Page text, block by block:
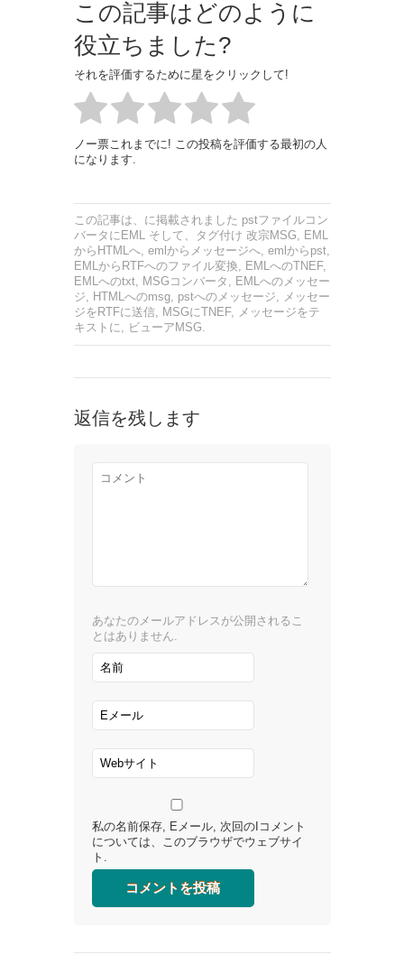
この記事はどのように
役立ちました?
それを評価するために星をクリックして!
ノー票これまでに! この投稿を評価する最初の人
になります.
この記事は、に掲載されました pstファイルコン
バータにEMLそして、タグ付け 改宗MSG, EML
からHTMLへ, emlからメッセージへ, emlからpst,
EMLからRTFへのファイル変換, EMLへのTNEF,
EMLへのtxt, MSGコンバータ , EMLへのメッセー
ジ, HTMLへのmsg, pstへのメッセージ, メッセー
ジをRTFに送信, MSGにTNEF, メッセージをテ
キストに, ビューアMSG.
返信を残します
あなたのメールアドレスが公開されるこ
とはありません.
私の名前保存, Eメール, 次回のIコメント
については、このブラウザでウェブサイ
ト.